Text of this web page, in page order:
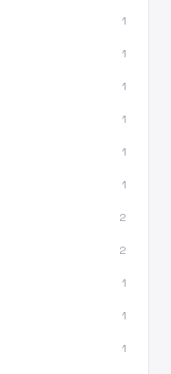
1
1
1
1
1
1
2
2
1
1
1